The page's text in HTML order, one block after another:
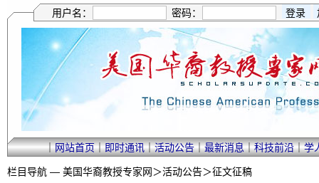
用户名： 密码：
｜网站首页｜即时通讯｜活动公告｜最新消息｜科技前沿｜学
栏目导航 — 美国华裔教授专家网＞活动公告＞征文征稿